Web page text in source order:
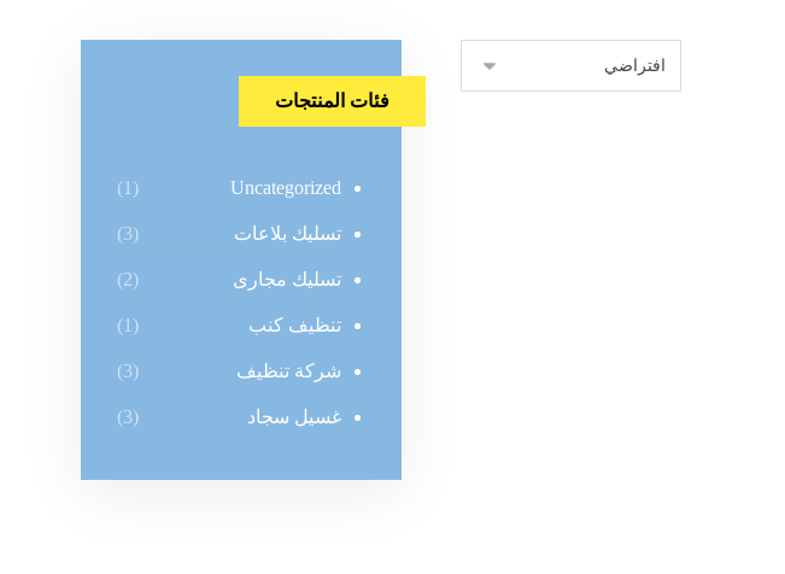
فئات المنتجات
Uncategorized
(1)
تسليك بلاعات (3)
تسليك مجارى (2)
تنظيف كنب (1)
شركة تنظيف (3)
غسيل سجاد (3)